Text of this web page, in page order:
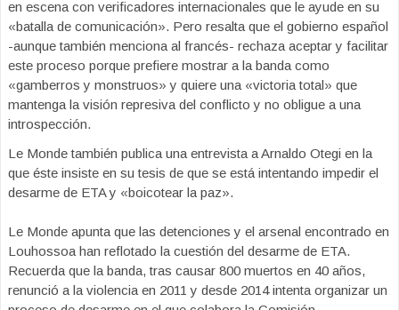
en escena con verificadores internacionales que le ayude en su
«batalla de comunicación». Pero resalta que el gobierno español
-aunque también menciona al francés- rechaza aceptar y facilitar
este proceso porque prefiere mostrar a la banda como
«gamberros y monstruos» y quiere una «victoria total» que
mantenga la visión represiva del conflicto y no obligue a una
introspección.
Le Monde también publica una entrevista a Arnaldo Otegi en la
que éste insiste en su tesis de que se está intentando impedir el
desarme de ETA y «boicotear la paz».
Le Monde apunta que las detenciones y el arsenal encontrado en
Louhossoa han reflotado la cuestión del desarme de ETA.
Recuerda que la banda, tras causar 800 muertos en 40 años,
renunció a la violencia en 2011 y desde 2014 intenta organizar un